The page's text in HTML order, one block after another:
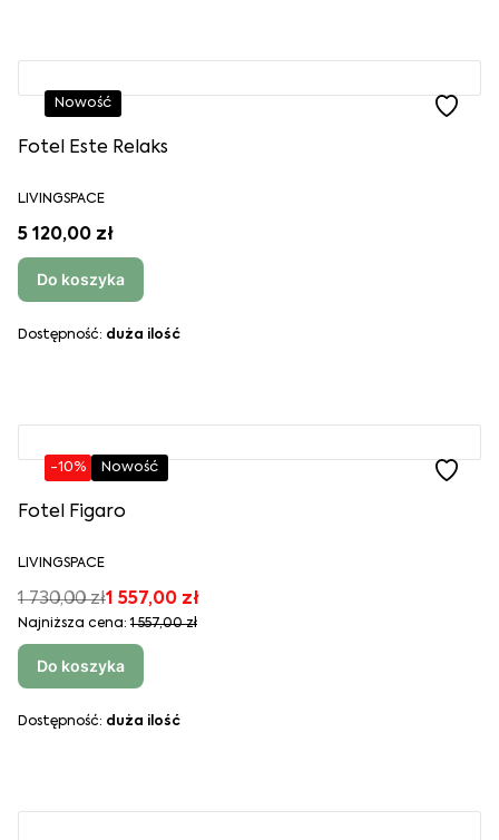
Nowość
Fotel Este Relaks
LIVINGSPACE
5 120,00 zł
Do koszyka
Dostępność: duża ilość
-10% Nowość
Fotel Figaro
LIVINGSPACE
1 730,00 zł1 557,00 zł
Najniższa cena: 1 557,00 zł
Do koszyka
Dostępność: duża ilość